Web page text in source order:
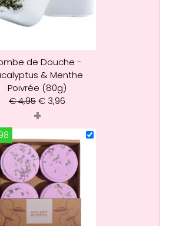
de Douche -
& Menthe
Poivrée (80g)
€4,95€ 3,96
+